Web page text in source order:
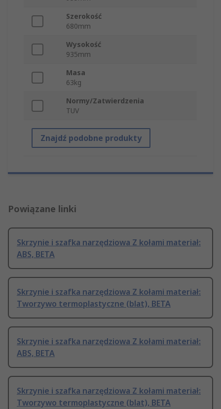
Szerokość
680mm
Wysokość
935mm
Masa
63kg
Normy/Zatwierdzenia
TUV
Znajdź podobne produkty
Powiązane linki
Skrzynie i szafka narzędziowa Z kołami materiał:
ABS, BETA
Skrzynie i szafka narzędziowa Z kołami materiał:
Tworzywo termoplastyczne (blat), BETA
Skrzynie i szafka narzędziowa Z kołami materiał:
ABS, BETA
Skrzynie i szafka narzędziowa Z kołami materiał:
Tworzywo termoplastyczne (blat), BETA